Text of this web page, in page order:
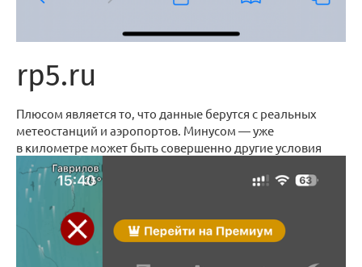
rp5.ru
Плюсом является то, что данные берутся с реальных
метеостанций и аэропортов. Минусом — уже
в километре может быть совершенно другие условия